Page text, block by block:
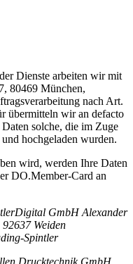
Dienste arbeiten wir mit
80469 München,
nach Art.
übermitteln wir an defacto
solche, die im Zuge
hochgeladen wurden.
wird, werden Ihre Daten
DO.Member-Card an
GmbH Alexander
Weiden
Spintler
Drucktechnik GmbH